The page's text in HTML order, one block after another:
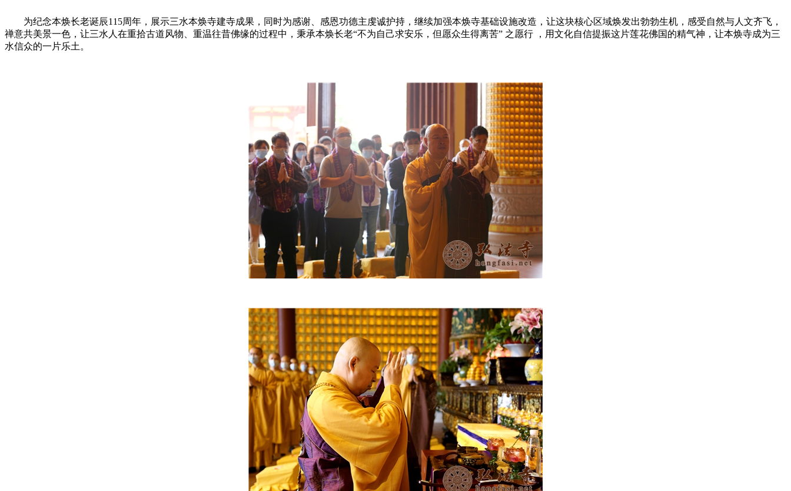
为纪念本焕长老诞辰115周年，展示三水本焕寺建寺成果，同时为感谢、感恩功德主虔诚护持，继续加强本焕寺基础设施改造，让这块核心区域焕发出勃勃生机，感受自然与人文齐飞，
禅意共美景一色，让三水人在重拾古道风物、重温往昔佛缘的过程中，秉承本焕长老“不为自己求安乐，但愿众生得离苦” 之愿行 ，用文化自信提振这片莲花佛国的精气神，让本焕寺成为三
水信众的一片乐土。